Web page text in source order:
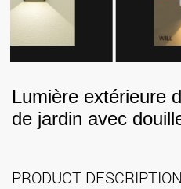
Lumière extérieure
de jardin avec
PRODUCT